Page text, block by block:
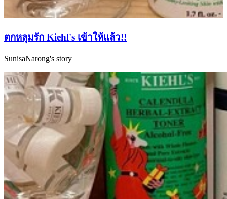
ตกหลุมรัก Kiehl's เข้าให้แล้ว!!
SunisaNarong's story